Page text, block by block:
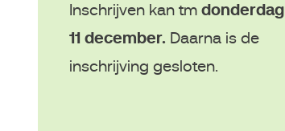
Inschrijven kan tmdonderdag
11 december. Daarna is de
inschrijving gesloten.